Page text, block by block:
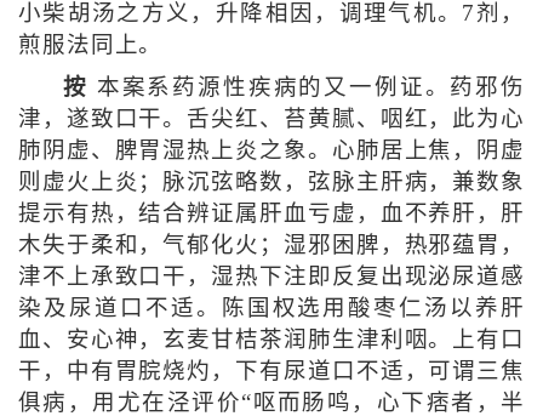
小柴胡汤之方义，升降相因，调理气机。7剂，
煎服法同上。
按 本案系药源性疾病的又一例证。药邪伤
津，遂致口干。舌尖红、苔黄腻、咽红，此为心
肺阴虚、脾胃湿热上炎之象。心肺居上焦，阴虚
则虚火上炎；脉沉弦略数，弦脉主肝病，兼数象
提示有热，结合辨证属肝血亏虚，血不养肝，肝
木失于柔和，气郁化火；湿邪困脾，热邪蕴胃，
津不上承致口干，湿热下注即反复出现泌尿道感
染及尿道口不适。陈国权选用酸枣仁汤以养肝
血、安心神，玄麦甘桔茶润肺生津利咽。上有口
干，中有胃脘烧灼，下有尿道口不适，可谓三焦
俱病，用尤在泾评价“呕而肠鸣，心下痞者，半